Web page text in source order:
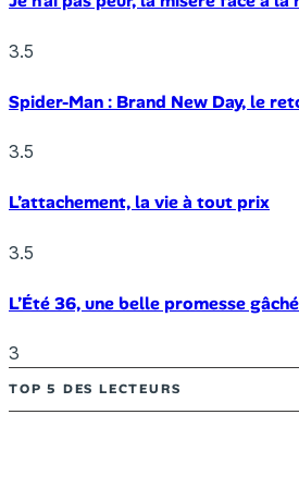
3.5
Spider-Man : Brand New Day, le
3.5
L’attachement, la vie à tout prix
3.5
L’Été 36, une belle promesse
3
TOP 5 DES LECTEURS